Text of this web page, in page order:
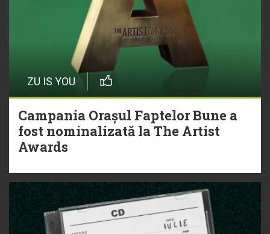
ZU IS YOU
Campania Orașul Faptelor Bune a
fost nominalizată la The Artist
Awards